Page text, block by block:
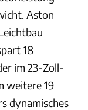
Aston
18
im 23-Zoll-
weitere 19
dynamisches